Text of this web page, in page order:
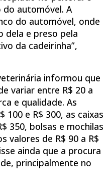
do automóvel. A
do automóvel, onde
dela e preso pela
da cadeirinha”,
informou que
variar entre R$ 20 a
e qualidade. As
100 e R$ 300, as caixas
350, bolsas e mochilas
valores de R$ 90 a R$
ainda que a procura
principalmente no